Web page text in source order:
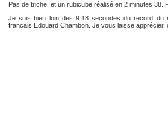
Pas de triche, et un rubicube réalisé en 2 minutes 38.
Je suis bien loin des 9.18 secondes du record du
français Edouard Chambon. Je vous laisse apprécier,